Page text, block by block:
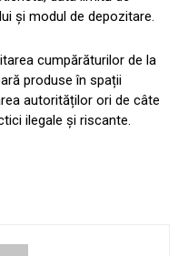
și modul de depozitare.
cumpărăturilor de la
produse în spații
autorităților ori de câte
ilegale și riscante.